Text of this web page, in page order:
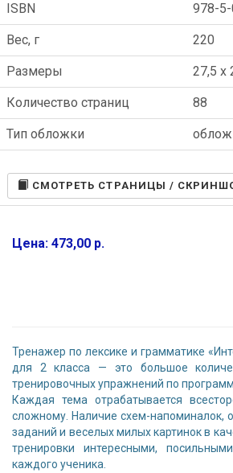
ISBN 978-
Вес, г 220
Размеры 27,5 x
Количество страниц 88
Тип обложки
CМОТРЕТЬ СТРАНИЦЫ /
Цена: 473,00 р.
Тренажер по лексике и грамматике
для 2 класса — это большое
тренировочных упражнений по
Каждая тема отрабатывается
сложному. Наличие схем-напоминалок,
заданий и веселых милых картинок в
тренировки интересными,
каждого ученика.